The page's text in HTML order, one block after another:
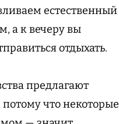
естественный
а к вечеру вы
отдыхать.
предлагают
что некоторые